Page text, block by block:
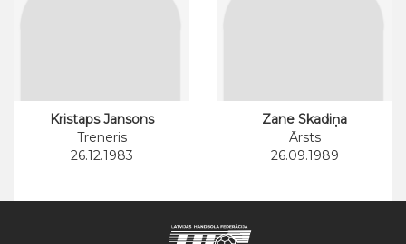
Kristaps Jansons
Treneris
26.12.1983
Zane Skadiņa
Ārsts
26.09.1989